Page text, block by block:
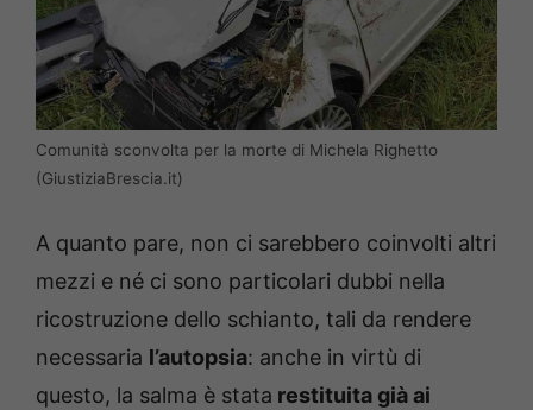
Comunità sconvolta per la morte di Michela Righetto
(GiustiziaBrescia.it)
A quanto pare, non ci sarebbero coinvolti altri
mezzi e né ci sono particolari dubbi nella
ricostruzione dello schianto, tali da rendere
necessaria l’autopsia: anche in virtù di
questo, la salma è stata restituita già ai